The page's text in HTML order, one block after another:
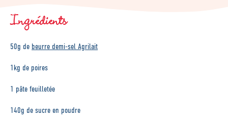
Ingrédients
50g de beurre demi-sel Agrilait
1kg de poires
1 pâte feuilletée
140g de sucre en poudre